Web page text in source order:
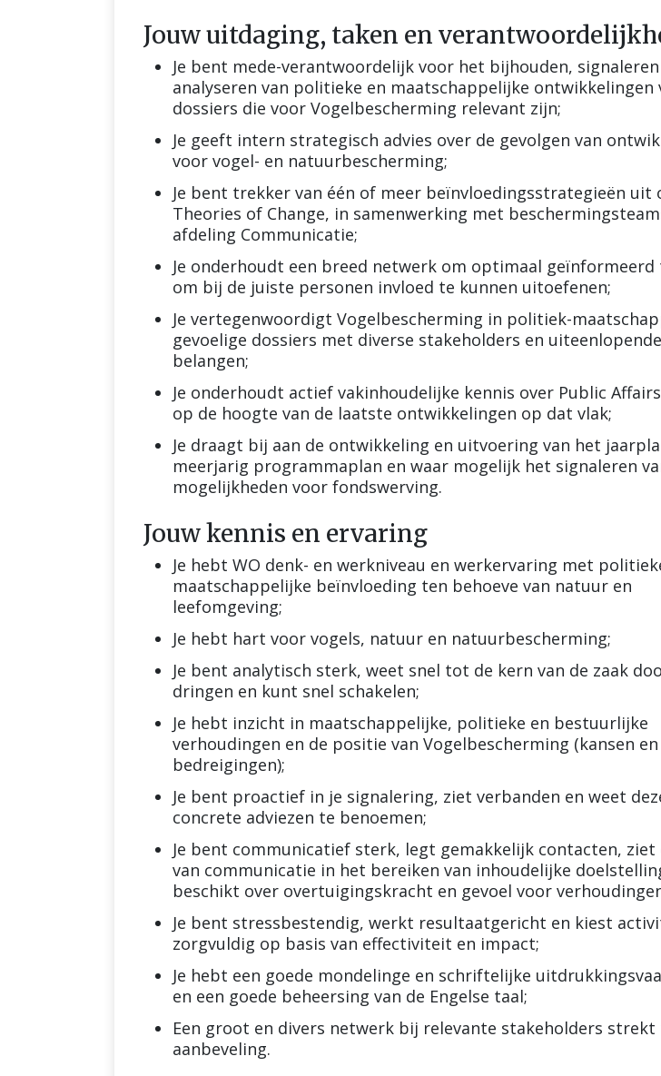
Jouw uitdaging, taken en
Je bent mede-verantwoordelijk voor het bijhouden,
analyseren van politieke en maatschappelijke ontwikkelingen
dossiers die voor Vogelbescherming relevant zijn;
Je geeft intern strategisch advies over de gevolgen van
voor vogel- en natuurbescherming;
Je bent trekker van één of meer beïnvloedingsstrategieën uit
Theories of Change, in samenwerking met
afdeling Communicatie;
Je onderhoudt een breed netwerk om optimaal geïnformeerd
om bij de juiste personen invloed te kunnen uitoefenen;
Je vertegenwoordigt Vogelbescherming in politiek-
gevoelige dossiers met diverse stakeholders en uiteenlopende
belangen;
Je onderhoudt actief vakinhoudelijke kennis over Public
op de hoogte van de laatste ontwikkelingen op dat vlak;
Je draagt bij aan de ontwikkeling en uitvoering van het
meerjarig programmaplan en waar mogelijk het signaleren
mogelijkheden voor fondswerving.
Jouw kennis en ervaring
Je hebt WO denk- en werkniveau en werkervaring met
maatschappelijke beïnvloeding ten behoeve van natuur en
leefomgeving;
Je hebt hart voor vogels, natuur en natuurbescherming;
Je bent analytisch sterk, weet snel tot de kern van de zaak
dringen en kunt snel schakelen;
Je hebt inzicht in maatschappelijke, politieke en bestuurlijke
verhoudingen en de positie van Vogelbescherming (kansen en
bedreigingen);
Je bent proactief in je signalering, ziet verbanden en weet
concrete adviezen te benoemen;
Je bent communicatief sterk, legt gemakkelijk contacten, ziet
van communicatie in het bereiken van inhoudelijke
beschikt over overtuigingskracht en gevoel voor
Je bent stressbestendig, werkt resultaatgericht en kiest
zorgvuldig op basis van effectiviteit en impact;
Je hebt een goede mondelinge en schriftelijke
en een goede beheersing van de Engelse taal;
Een groot en divers netwerk bij relevante stakeholders
aanbeveling.